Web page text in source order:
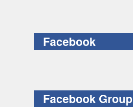
Facebook
Facebook Group